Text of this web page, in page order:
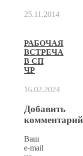
25.11.2014
РАБОЧАЯ
ВСТРЕЧА
В СП
ЧР
16.02.2024
Добавить
комментарий
Ваш
e-mail